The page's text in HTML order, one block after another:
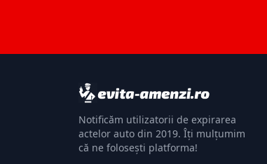
Notificăm utilizatorii de expirarea
actelor auto din 2019. Îți mulțumim
că ne folosești platforma!